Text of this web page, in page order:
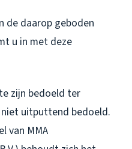
de daarop geboden
u in met deze
zijn bedoeld ter
uitputtend bedoeld.
van MMA